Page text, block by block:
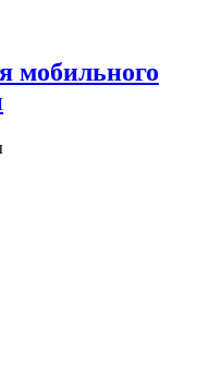
мобильного